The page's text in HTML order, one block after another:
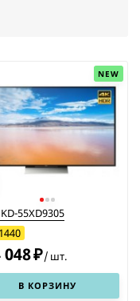
NEW
55XD9305
1440
В КОРЗИНУ
048₽/ шт.